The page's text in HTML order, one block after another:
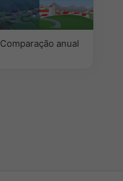
Comparação anual